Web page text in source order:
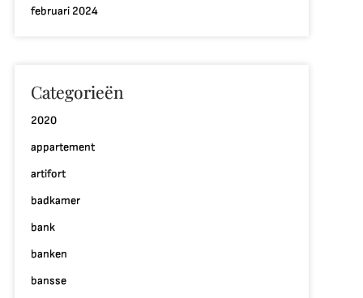
februari 2024
Categorieën
2020
appartement
artifort
badkamer
bank
banken
bansse